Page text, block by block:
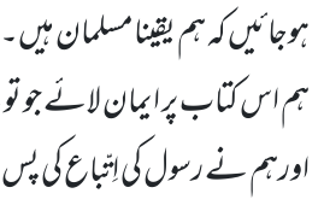
ہوجائیں کہ ہم
ہم اس کتاب پر ایمان لائے جو
اورہم نے رسول کی اِتّباع کی